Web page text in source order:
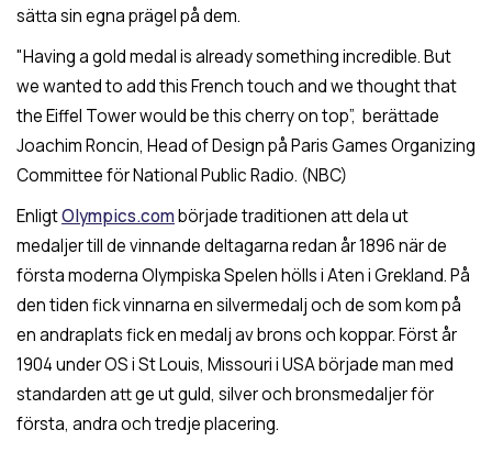
sätta sin egna prägel på dem.
"Having a gold medal is already something incredible. But
we wanted to add this French touch and we thought that
the Eiffel Tower would be this cherry on top”, berättade
Joachim Roncin, Head of Design på Paris Games Organizing
Committee för National Public Radio. (NBC)
EnligtOlympics.combörjade traditionen att dela ut
medaljer till de vinnande deltagarna redan år 1896 när de
första moderna Olympiska Spelen hölls i Aten i Grekland. På
den tiden fick vinnarna en silvermedalj och de som kom på
en andraplats fick en medalj av brons och koppar. Först år
1904 under OS i St Louis, Missouri i USA började man med
standarden att ge ut guld, silver och bronsmedaljer för
första, andra och tredje placering.